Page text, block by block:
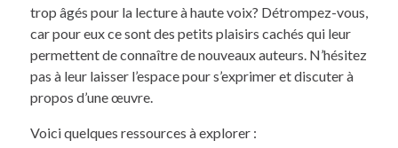
trop âgés pour la lecture à haute voix? Détrompez-vous,
car pour eux ce sont des petits plaisirs cachés qui leur
permettent de connaître de nouveaux auteurs. N’hésitez
pas à leur laisser l’espace pour s’exprimer et discuter à
propos d’une œuvre.
Voici quelques ressources à explorer :